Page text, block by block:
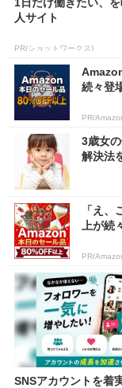
人サイト
PR(ショットワークス)
続々登
3歳女
解決法
「え
上が
SNSアカウントを着